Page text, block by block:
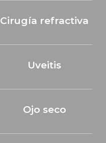
Cirugía refractiva
Uveitis
Ojo seco